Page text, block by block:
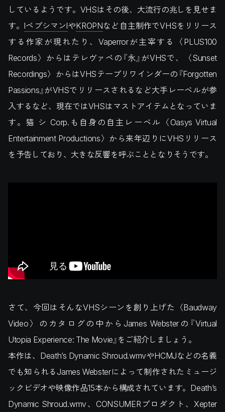
しているようです。VHSはその後、大流行の兆しを見せま
す。lペプシマンlやKROPNなど自主制作でVHSをリリース
する作家が現れたり、Vaperrorが主宰する〈PLUS100
Records〉からはテレヴァペの『永』がVHSで、〈Sunset
Recordings〉からはVHSテープリワインダーの『Forgotten
Passions』がVHSでリリースされるなど大手レーベルが参
入するなど、現在ではVHSはマストアイテムとなっていま
す。猫 シ Corp.も自身の自主レーベル〈Oasys Virtual
Entertainment Productions〉から来年辺りにVHSリリース
を予告しており、大きな反響を呼ぶこととなりそうです。
さて、今回はそんなVHSシーンを創り上げた〈Baudway
Video〉のカタログの中からJames Websterの『Virtual
Utopia Experience: The Movie』をご紹介しましょう。
本作は、Death’s Dynamic Shroud.wmvやHCMJなどの名義
でも知られるJames Websterによって制作されたミュージ
ックビデオや映像作品15本から構成されています。Death’s
Dynamic Shroud.wmv、CONSUMERプロダクト、Xepter